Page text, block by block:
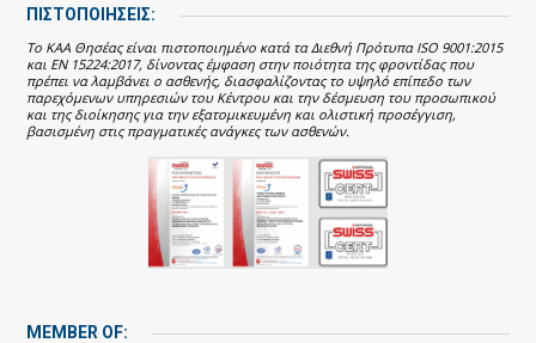
ΠΙΣΤΟΠΟΙΗΣΕΙΣ:
Το ΚΑΑ Θησέας είναι πιστοποιημένο κατά τα Διεθνή Πρότυπα ISO 9001:2015
και EN 15224:2017, δίνοντας έμφαση στην ποιότητα της φροντίδας που
πρέπει να λαμβάνει ο ασθενής, διασφαλίζοντας το υψηλό επίπεδο των
παρεχόμενων υπηρεσιών του Κέντρου και την δέσμευση του προσωπικού
και της διοίκησης για την εξατομικευμένη και ολιστική προσέγγιση,
βασισμένη στις πραγματικές ανάγκες των ασθενών.
MEMBER OF: